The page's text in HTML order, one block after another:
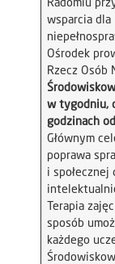
Radomiu
wsparcia
Ośrodek
Rzecz Osób
w tygodniu,
godzinach
Głównym
poprawa
i społecznej
Terapia
sposób
każdego